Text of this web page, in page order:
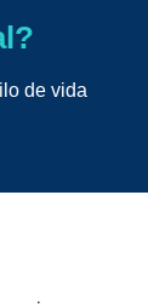
de vida